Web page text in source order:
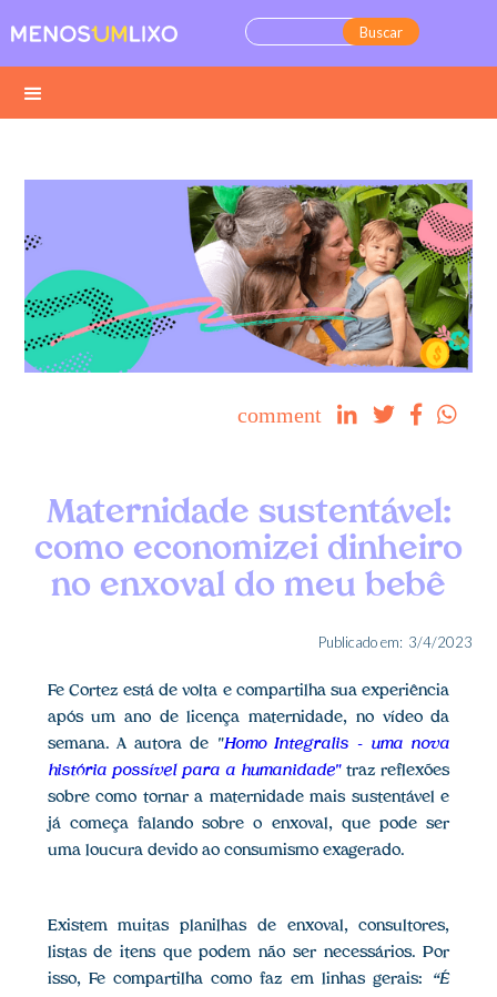
comment    
Maternidade sustentável:
como economizei dinheiro
no enxoval do meu bebê
Publicado em: 3/4/2023
Fe Cortez está de volta e compartilha sua experiência
após um ano de licença maternidade, no vídeo da
semana. A autora de "Homo Integralis - uma nova
história possível para a humanidade" traz reflexões
sobre como tornar a maternidade mais sustentável e
já começa falando sobre o enxoval, que pode ser
uma loucura devido ao consumismo exagerado.
Existem muitas planilhas de enxoval, consultores,
listas de itens que podem não ser necessários. Por
isso, Fe compartilha como faz em linhas gerais: “É